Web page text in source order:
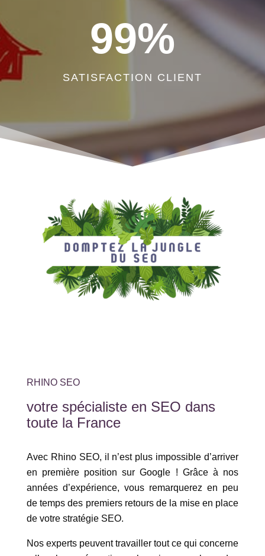
99%
SATISFACTION CLIENT
RHINO SEO
votre spécialiste en SEO dans
toute la France
Avec Rhino SEO, il n’est plus impossible d’arriver
en première position sur Google ! Grâce à nos
années d’expérience, vous remarquerez en peu
de temps des premiers retours de la mise en place
de votre stratégie SEO.
Nos experts peuvent travailler tout ce qui concerne